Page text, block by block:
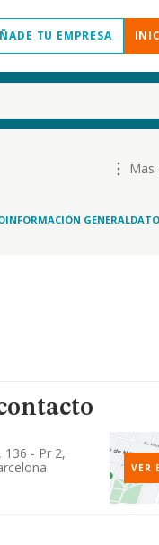
TU EMPRESA
Mas
INFORMACIÓN GENERAL
136 - Pr 2,
VER